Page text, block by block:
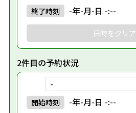
終了時刻 -年-月-日 -:--
日時をクリア
2件目の予約状況
-
開始時刻 -年-月-日 -:--